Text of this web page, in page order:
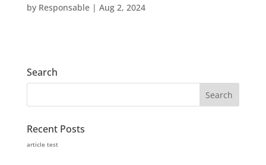
by Responsable| Aug 2, 2024
Search
Recent Posts
article test